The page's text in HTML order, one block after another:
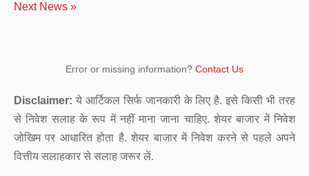
Next News »
Error or missing information? Contact Us
Disclaimer: ये आर्टिकल सिर्फ जानकारी के लिए है. इसे किसी भी तरह
से निवेश सलाह के रूप में नहीं माना जाना चाहिए. शेयर बाजार में निवेश
जोखिम पर आधारित होता है. शेयर बाजार में निवेश करने से पहले अपने
वित्तीय सलाहकार से सलाह जरूर लें.